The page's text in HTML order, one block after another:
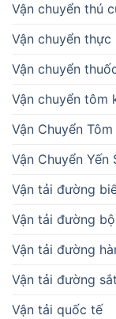
Vận chuyển thú
Vận chuyển
Vận chuyển
Vận chuyển tôm
Vận Chuyển
Vận Chuyển
Vận tải đường
Vận tải đường bộ
Vận tải đường
Vận tải đường sắt
Vận tải quốc tế